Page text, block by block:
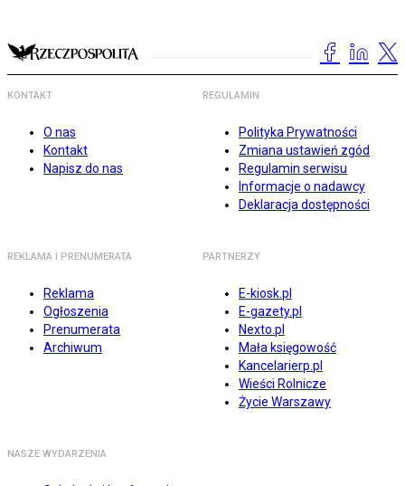
KONTAKT
O nas
Kontakt
Napisz do nas
REGULAMIN
Polityka Prywatności
Zmiana ustawień zgód
Regulamin serwisu
Informacje o nadawcy
Deklaracja dostępności
REKLAMA I PRENUMERATA
Reklama
Ogłoszenia
Prenumerata
Archiwum
PARTNERZY
E-kiosk.pl
E-gazety.pl
Nexto.pl
Mała księgowość
Kancelarierp.pl
Wieści Rolnicze
Życie Warszawy
NASZE WYDARZENIA